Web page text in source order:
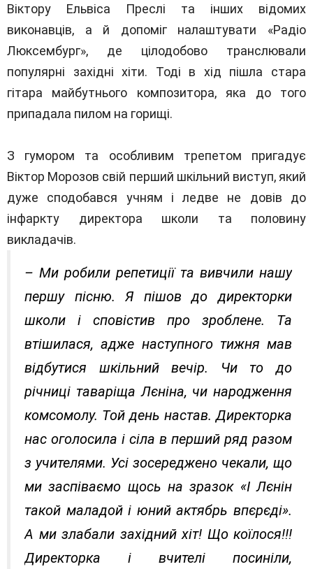
Віктору Ельвіса Преслі та інших відомих
виконавців, а й допоміг налаштувати «Радіо
Люксембург», де цілодобово транслювали
популярні західні хіти. Тоді в хід пішла стара
гітара майбутнього композитора, яка до того
припадала пилом на горищі.
З гумором та особливим трепетом пригадує
Віктор Морозов свій перший шкільний виступ, який
дуже сподобався учням і ледве не довів до
інфаркту директора школи та половину
викладачів.
– Ми робили репетиції та вивчили нашу
першу пісню. Я пішов до директорки
школи і сповістив про зроблене. Та
втішилася, адже наступного тижня мав
відбутися шкільний вечір. Чи то до
річниці таваріща Лєніна, чи народження
комсомолу. Той день настав. Директорка
нас оголосила і сіла в перший ряд разом
з учителями. Усі зосереджено чекали, що
ми заспіваємо щось на зразок «І Лєнін
такой маладой і юний актябрь впєрєді».
А ми злабали західний хіт! Що коїлося!!!
Директорка і вчителі посиніли,